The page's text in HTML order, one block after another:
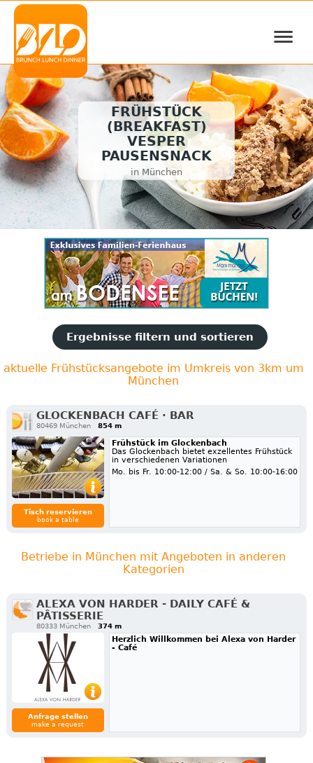
≡
FRÜHSTÜCK
(BREAKFAST)
VESPER
PAUSENSNACK
in München
Ergebnisse filtern und sortieren
aktuelle Frühstücksangebote im Umkreis von 3km um
München
GLOCKENBACH CAFÉ · BAR
80469 München 854 m
Tisch reservieren
book a table
Frühstück im Glockenbach
Das Glockenbach bietet exzellentes Frühstück
in verschiedenen Variationen
Mo. bis Fr. 10:00-12:00 / Sa. & So. 10:00-16:00
Betriebe in München mit Angeboten in anderen
Kategorien
ALEXA VON HARDER - DAILY CAFÉ &
PÂTISSERIE
80333 München 374 m
Anfrage stellen
make a request
Herzlich Willkommen bei Alexa von Harder
- Café